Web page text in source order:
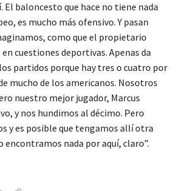
El baloncesto que hace no tiene nada
es mucho más ofensivo. Y pasan
como que el propietario
cuestiones deportivas. Apenas da
partidos porque hay tres o cuatro por
mucho de los americanos. Nosotros
nuestro mejor jugador, Marcus
y nos hundimos al décimo. Pero
y es posible que tengamos allí otra
nada por aquí, claro”.